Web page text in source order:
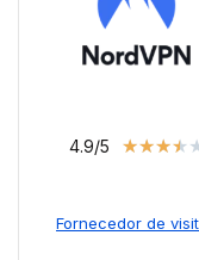
4.9/5 ★★★★
Fornecedor de